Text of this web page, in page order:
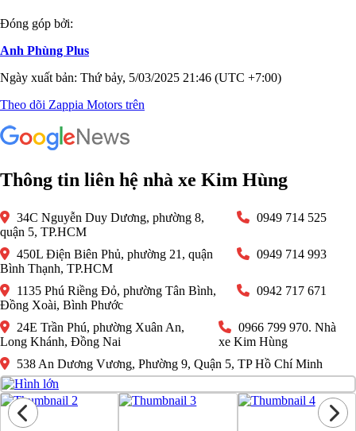
Đóng góp bởi:
Anh Phùng Plus
Ngày xuất bản: Thứ bảy, 5/03/2025 21:46 (UTC +7:00)
Theo dõi Zappia Motors trên
Thông tin liên hệ nhà xe Kim Hùng
34C Nguyễn Duy Dương, phường 8,
quận 5, TP.HCM
0949 714 525
450L Điện Biên Phủ, phường 21, quận
Bình Thạnh, TP.HCM
0949 714 993
1135 Phú Riềng Đỏ, phường Tân Bình,
Đồng Xoài, Bình Phước
0942 717 671
24E Trần Phú, phường Xuân An,
Long Khánh, Đồng Nai
0966 799 970. Nhà
xe Kim Hùng
538 An Dương Vương, Phường 9, Quận 5, TP Hồ Chí Minh